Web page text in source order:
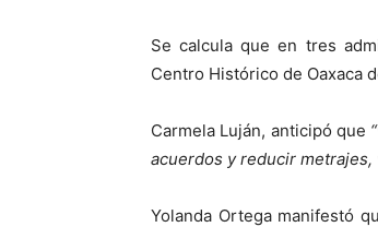
Se calcula que en tres
Centro Histórico de Oaxaca
Carmela Luján, anticipó que
acuerdos y reducir metrajes,
Yolanda Ortega manifestó